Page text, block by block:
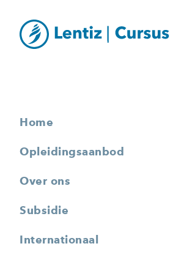
Home
Opleidingsaanbod
Over ons
Subsidie
Internationaal